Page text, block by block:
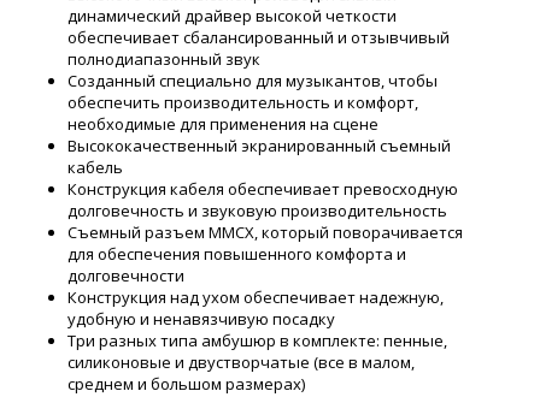
динамический драйвер высокой четкости
обеспечивает сбалансированный и отзывчивый
полнодиапазонный звук
Созданный специально для музыкантов, чтобы
обеспечить производительность и комфорт,
необходимые для применения на сцене
Высококачественный экранированный съемный
кабель
Конструкция кабеля обеспечивает превосходную
долговечность и звуковую производительность
Съемный разъем MMCX, который поворачивается
для обеспечения повышенного комфорта и
долговечности
Конструкция над ухом обеспечивает надежную,
удобную и ненавязчивую посадку
Три разных типа амбушюр в комплекте: пенные,
силиконовые и двустворчатые (все в малом,
среднем и большом размерах)